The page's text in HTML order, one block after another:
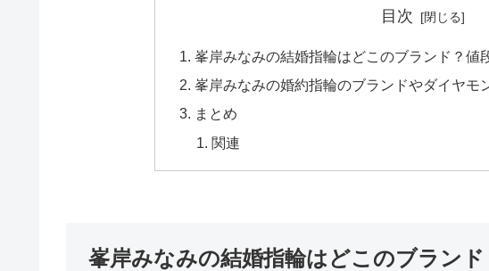
目次
峯岸みなみの結婚指輪はどこのブランド？値
峯岸みなみの婚約指輪のブランドやダイヤモ
まとめ
関連
峯岸みなみの結婚指輪はどこのブランド